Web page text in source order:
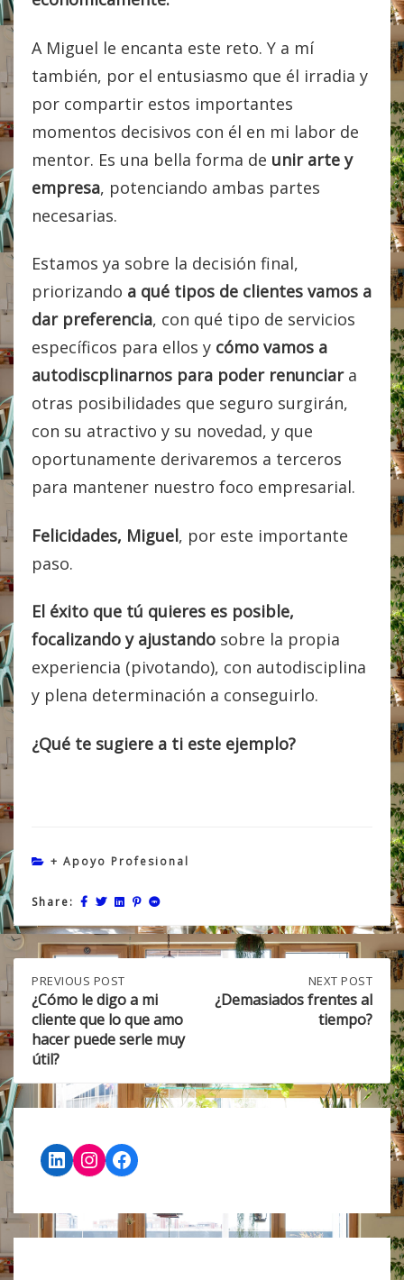
A Miguel le encanta este reto. Y a mí
también, por el entusiasmo que él irradia y
por compartir estos importantes
momentos decisivos con él en mi labor de
mentor. Es una bella forma de unir arte y
empresa, potenciando ambas partes
necesarias.
Estamos ya sobre la decisión final,
priorizando a qué tipos de clientes vamos a
dar preferencia, con qué tipo de servicios
específicos para ellos y cómo vamos a
autodiscplinarnos para poder renunciara
otras posibilidades que seguro surgirán,
con su atractivo y su novedad, y que
oportunamente derivaremos a terceros
para mantener nuestro foco empresarial.
Felicidades, Miguel, por este importante
paso.
El éxito que tú quieres es posible,
focalizando y ajustando sobre la propia
experiencia (pivotando), con autodisciplina
y plena determinación a conseguirlo.
¿Qué te sugiere a ti este ejemplo?
+ Apoyo Profesional
Share:
Post
navigation
PREVIOUS
POST:
¿CÓMO
LE
DIGO
A
CLIENTE
QUE
QUE
AMO
HACER
MUY
ÚTIL?
PREVIOUS POST
¿Cómo le digo a mi
cliente que lo que amo
hacer puede serle muy
útil?
POST:
¿DEMASIADOS
NEXT POST
¿Demasiados frentes al
tiempo?
LinkedIn
Instagram
Facebook